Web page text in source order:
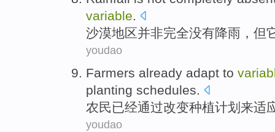
variable
沙漠地区并非完全没有降雨 ， 但
youdao
Farmers already adapt to
planting schedules.
农民已经通过改变种植计划来适
youdao